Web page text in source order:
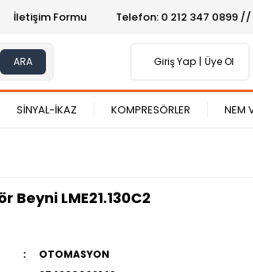
İletişim Formu Telefon: 0 212 347 0899
ARA Giriş Yap Üye Ol
SİNYAL-İKAZ KOMPRESÖRLER NEM
Beyni LME21.130C2
OTOMASYON